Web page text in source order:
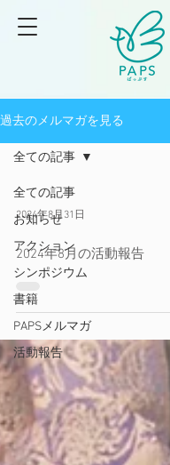
過去のメルマガを見る
全ての記事
お知らせ
アクション
シンポジウム
書籍
PAPSメルマガ
活動報告
全ての記事
2024年8月31日
2024年8月の活動報告